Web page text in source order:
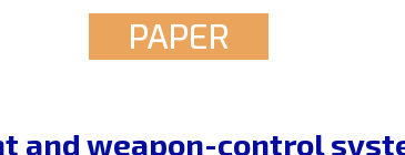
PAPER
and weapon-control